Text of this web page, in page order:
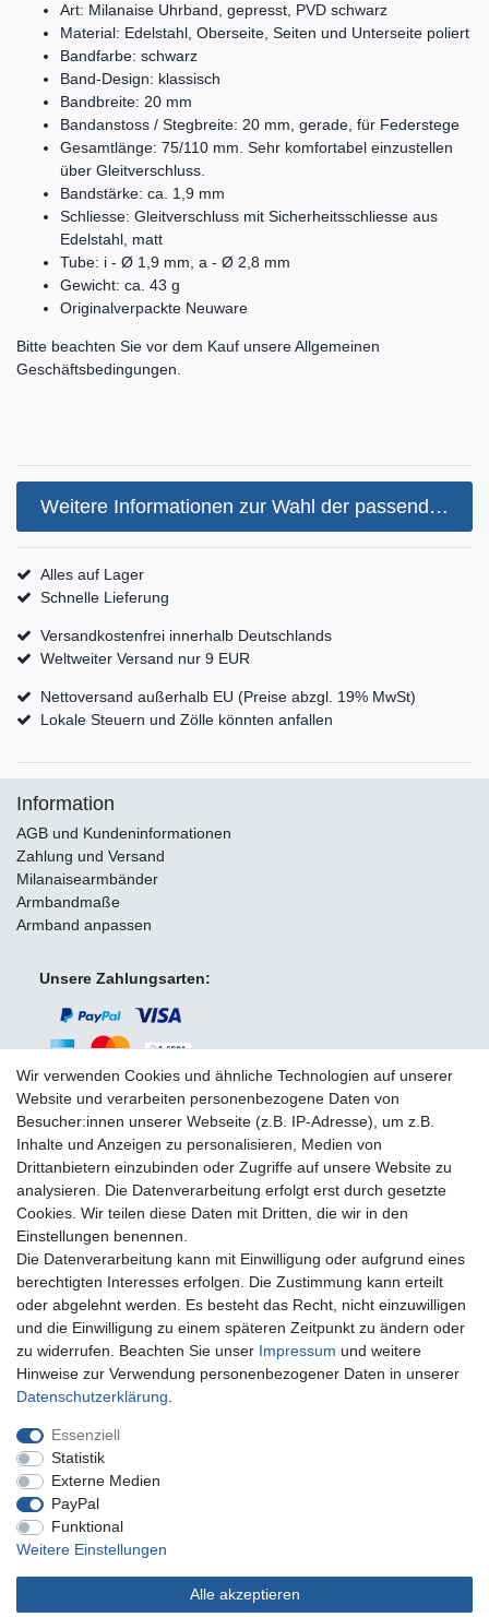
Art: Milanaise Uhrband, gepresst, PVD schwarz
Material: Edelstahl, Oberseite, Seiten und Unterseite poliert
Bandfarbe: schwarz
Band-Design: klassisch
Bandbreite: 20 mm
Bandanstoss / Stegbreite: 20 mm, gerade, für Federstege
Gesamtlänge: 75/110 mm. Sehr komfortabel einzustellen
über Gleitverschluss.
Bandstärke: ca. 1,9 mm
Schliesse: Gleitverschluss mit Sicherheitsschliesse aus
Edelstahl, matt
Tube: i - Ø 1,9 mm, a - Ø 2,8 mm
Gewicht: ca. 43 g
Originalverpackte Neuware
Bitte beachten Sie vor dem Kauf unsere Allgemeinen
Geschäftsbedingungen.
Weitere Informationen zur Wahl der passenden Armbandgröße
Alles auf Lager
Schnelle Lieferung
Versandkostenfrei innerhalb Deutschlands
Weltweiter Versand nur 9 EUR
Nettoversand außerhalb EU (Preise abzgl. 19% MwSt)
Lokale Steuern und Zölle könnten anfallen
Information
AGB und Kundeninformationen
Zahlung und Versand
Milanaisearmbänder
Armbandmaße
Armband anpassen
Unsere Zahlungsarten:
Wir versenden mit:
Sie erreichen uns unter:
+49 (0)681 5846576
Montag bis Freitag
10.30 - 14.00 Uhr
Widerrufs­recht
Wir verwenden Cookies und ähnliche Technologien auf unserer
Website und verarbeiten personenbezogene Daten von
Besucher:innen unserer Webseite (z.B. IP-Adresse), um z.B.
Inhalte und Anzeigen zu personalisieren, Medien von
Drittanbietern einzubinden oder Zugriffe auf unsere Website zu
analysieren. Die Datenverarbeitung erfolgt erst durch gesetzte
Cookies. Wir teilen diese Daten mit Dritten, die wir in den
Einstellungen benennen.
Die Datenverarbeitung kann mit Einwilligung oder aufgrund eines
berechtigten Interesses erfolgen. Die Zustimmung kann erteilt
oder abgelehnt werden. Es besteht das Recht, nicht einzuwilligen
und die Einwilligung zu einem späteren Zeitpunkt zu ändern oder
zu widerrufen. Beachten Sie unser Impressum und weitere
Hinweise zur Verwendung personenbezogener Daten in unserer
Daten­schutz­erklärung
Essenziell
Statistik
Externe Medien
PayPal
Funktional
Weitere Einstellungen
Alle akzeptieren